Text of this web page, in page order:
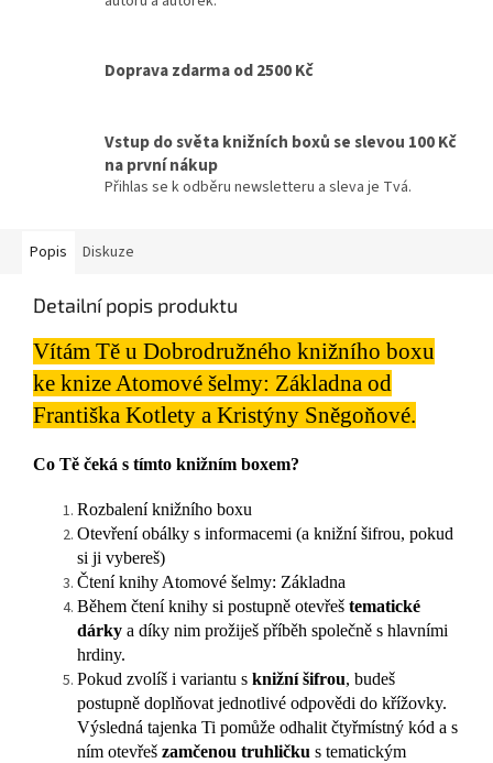
Doprava zdarma od 2500 Kč
Vstup do světa knižních boxů se slevou 100 Kč
na první nákup
Přihlas se k odběru newsletteru a sleva je Tvá.
Popis Diskuze
Detailní popis produktu
Vítám Tě u Dobrodružného knižního boxu
ke knize Atomové šelmy: Základna od
Františka Kotlety a Kristýny Sněgoňové.
Co Tě čeká s tímto knižním boxem?
Rozbalení knižního boxu
Otevření obálky s informacemi (a knižní šifrou, pokud
si ji vybereš)
Čtení knihy Atomové šelmy: Základna
Během čtení knihy si postupně otevřeš tematické
dárky a díky nim prožiješ příběh společně s hlavními
hrdiny.
Pokud zvolíš i variantu s knižní šifrou, budeš
postupně doplňovat jednotlivé odpovědi do křížovky.
Výsledná tajenka Ti pomůže odhalit čtyřmístný kód a s
ním otevřeš zamčenou truhličku s tematickým